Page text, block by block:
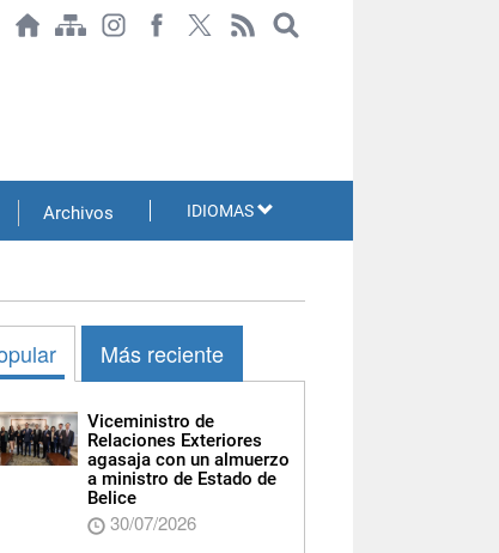
Archivos IDIOMAS
Más reciente
Viceministro de
Relaciones Exteriores
agasaja con un almuerzo
a ministro de Estado de
Belice
30/07/2026